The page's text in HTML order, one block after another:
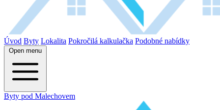
Úvod Byty Lokalita Pokročilá kalkulačka Podobné nabídky
Open menu
Byty pod Malechovem